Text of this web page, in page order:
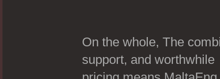
On the whole, The
support, and worthwhile